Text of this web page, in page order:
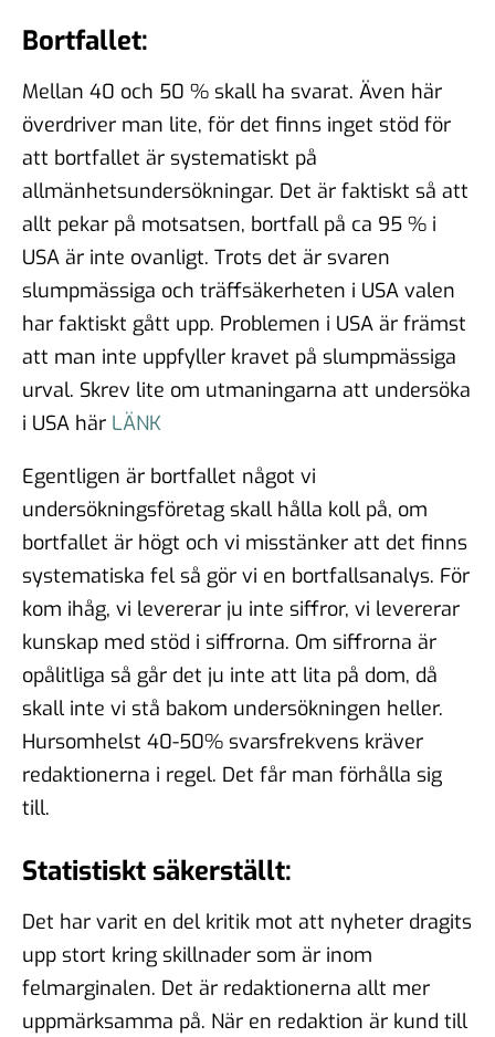
Bortfallet:
Mellan 40 och 50 % skall ha svarat. Även här
överdriver man lite, för det finns inget stöd för
att bortfallet är systematiskt på
allmänhetsundersökningar. Det är faktiskt så att
allt pekar på motsatsen, bortfall på ca 95 % i
USA är inte ovanligt. Trots det är svaren
slumpmässiga och träffsäkerheten i USA valen
har faktiskt gått upp. Problemen i USA är främst
att man inte uppfyller kravet på slumpmässiga
urval. Skrev lite om utmaningarna att undersöka
i USA här LÄNK
Egentligen är bortfallet något vi
undersökningsföretag skall hålla koll på, om
bortfallet är högt och vi misstänker att det finns
systematiska fel så gör vi en bortfallsanalys. För
kom ihåg, vi levererar ju inte siffror, vi levererar
kunskap med stöd i siffrorna. Om siffrorna är
opålitliga så går det ju inte att lita på dom, då
skall inte vi stå bakom undersökningen heller.
Hursomhelst 40-50% svarsfrekvens kräver
redaktionerna i regel. Det får man förhålla sig
till.
Statistiskt säkerställt:
Det har varit en del kritik mot att nyheter dragits
upp stort kring skillnader som är inom
felmarginalen. Det är redaktionerna allt mer
uppmärksamma på. När en redaktion är kund till